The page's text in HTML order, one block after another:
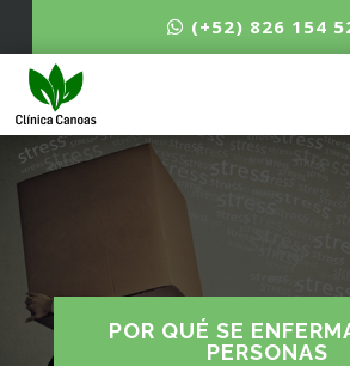
(+52) 826 154
POR QUÉ SE
PERSONAS